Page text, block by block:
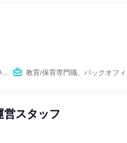
教育/保育専門職、バックオフ
営スタッフ